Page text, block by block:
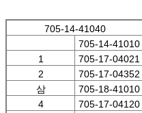
705-14-41040
705-14-41010
1
705-17-04021
2
705-17-04352
삼
705-18-41010
4
705-17-04120